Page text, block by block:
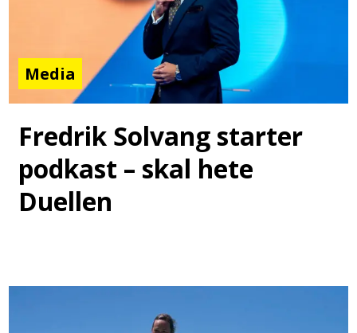
Media
Fredrik Solvang starter
podkast – skal hete
Duellen